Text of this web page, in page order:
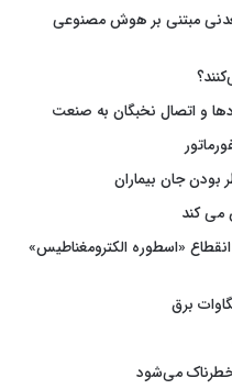
مبتنی بر هوش مصنوعی
و اتصال نخبگان به صنعت
جان بیماران
می کند
انقطاع «اسطوره الکترومغناطیس»
خطرناک می‌شود